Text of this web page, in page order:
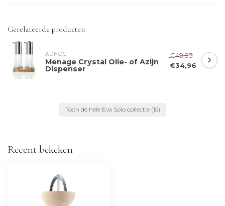
Gerelateerde producten
ADHOC
Menage Crystal Olie- of Azijn
Dispenser
€49,95
€34,96
Toon de hele Eva Solo collectie (15)
Recent bekeken